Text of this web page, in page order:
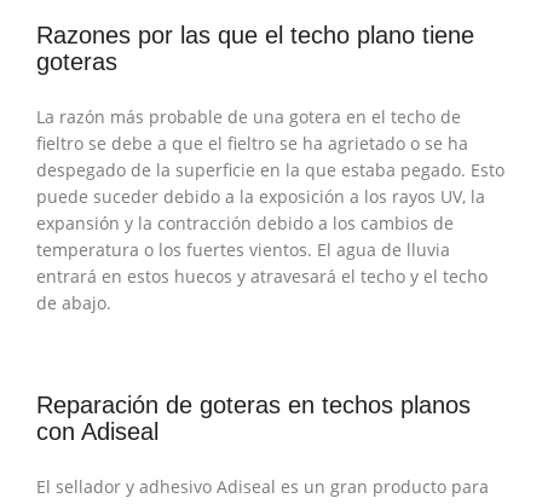
Razones por las que el techo plano tiene
goteras
La razón más probable de una gotera en el techo de
fieltro se debe a que el fieltro se ha agrietado o se ha
despegado de la superficie en la que estaba pegado. Esto
puede suceder debido a la exposición a los rayos UV, la
expansión y la contracción debido a los cambios de
temperatura o los fuertes vientos. El agua de lluvia
entrará en estos huecos y atravesará el techo y el techo
de abajo.
Reparación de goteras en techos planos
con Adiseal
El sellador y adhesivo Adiseal es un gran producto para